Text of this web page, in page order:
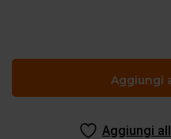
Aggiungi
Aggiungi